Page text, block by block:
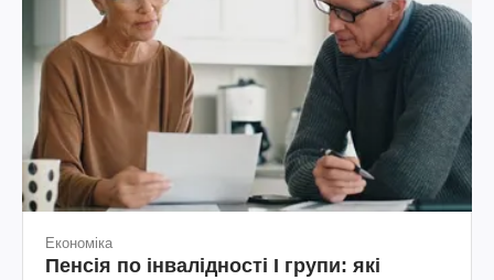
Економіка
Пенсія по інвалідності I групи: які